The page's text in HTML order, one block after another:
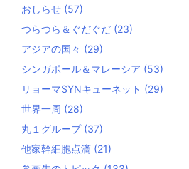
おしらせ (57)
つらつら＆ぐだぐだ (23)
アジアの国々 (29)
シンガポール＆マレーシア (53)
リョーマSYNキューネット (29)
世界一周 (28)
丸１グループ (37)
他家幹細胞点滴 (21)